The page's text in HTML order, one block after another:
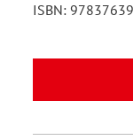
ISBN: